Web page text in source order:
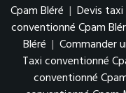
Cpam Bléré | Devis
conventionné Cpam
Bléré | Commander
Taxi conventionné
conventionné